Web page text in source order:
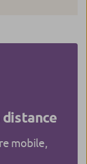
mobile,